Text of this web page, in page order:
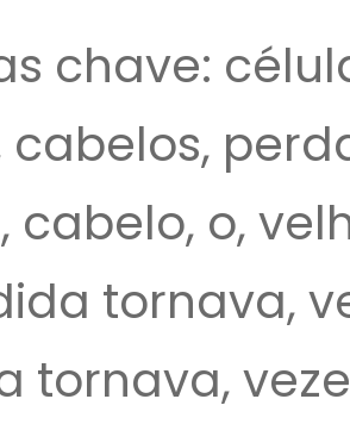
chave:
cabelos,
cabelo, o,
tornava,
tornava,